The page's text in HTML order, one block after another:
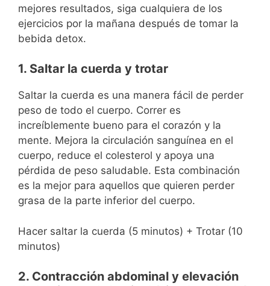
mejores resultados, siga cualquiera de los
ejercicios por la mañana después de tomar la
bebida detox.
1. Saltar la cuerda y trotar
Saltar la cuerda es una manera fácil de perder
peso de todo el cuerpo. Correr es
increíblemente bueno para el corazón y la
mente. Mejora la circulación sanguínea en el
cuerpo, reduce el colesterol y apoya una
pérdida de peso saludable. Esta combinación
es la mejor para aquellos que quieren perder
grasa de la parte inferior del cuerpo.
Hacer saltar la cuerda (5 minutos) + Trotar (10
minutos)
2. Contracción abdominal y elevación